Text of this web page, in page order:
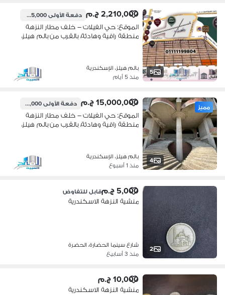
5
2,210,000 ج.م دفعة الأولى1,105,000 ج.م
الموقع: حي الفيلات – خلف مطار النزهة
منطقة راقية وهادئة، بالقرب من بالم هيلز،
بالم هيلز، الإسكندرية
منذ 5 أيام
4
مميز 15,000,000 ج.م دفعة الأولى7,500,000 ج.م
الموقع: حي الفيلات – خلف مطار النزهة
منطقة راقية وهادئة، بالقرب من بالم هيلز،
بالم هيلز، الإسكندرية
منذ 1 أسبوع
2
5,000 ج.م قابل للتفاوض
منشية النزهة الاسكندرية
شارع سينما الحضارة، الحضرة
منذ 3 أسابيع
10,000 ج.م
منشية النزهة الاسكندرية